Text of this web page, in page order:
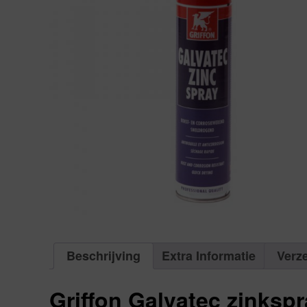
Beschrijving Extra Informatie
Griffon Galvatec